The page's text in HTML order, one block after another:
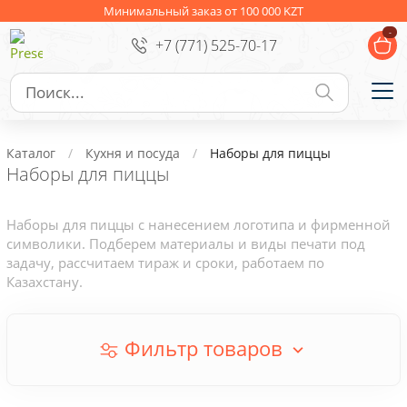
Минимальный заказ от 100 000 KZT
+7 (771) 525-70-17
-
Ежедневники Новогодние подарки
Сувениры к праздникам Упаковка
Личные аксессуары
Деловые подарки
Каталог Кухня и посуда Наборы для пиццы
Наборы для пиццы
Наборы для пиццы с нанесением логотипа и фирменной
символики. Подберем материалы и виды печати под
задачу, рассчитаем тираж и сроки, работаем по
Казахстану.
Фильтр товаров